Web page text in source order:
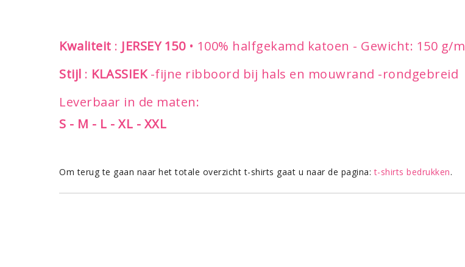
Kwaliteit : JERSEY 150 • 100% halfgekamd katoen - Gewicht: 150 g/m
Stijl : KLASSIEK-fijne ribboord bij hals en mouwrand -rondgebreid
Leverbaar in de maten:
S - M - L - XL - XXL
Om terug te gaan naar het totale overzicht t-shirts gaat u naar de pagina:t-shirts bedrukken.